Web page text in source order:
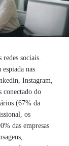
redes sociais.
nas
Instagram,
do
(67% da
os
das empresas